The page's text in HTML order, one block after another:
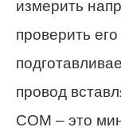
измерить
проверить
провод
COM – это